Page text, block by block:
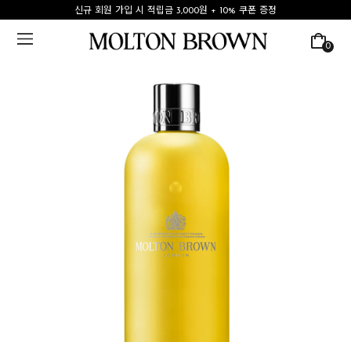
신규 회원 가입 시 적립금 3,000원 + 10% 쿠폰 증정
0